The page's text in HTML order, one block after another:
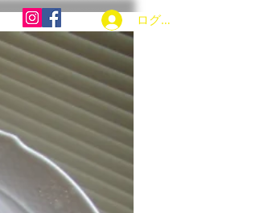
ログイン